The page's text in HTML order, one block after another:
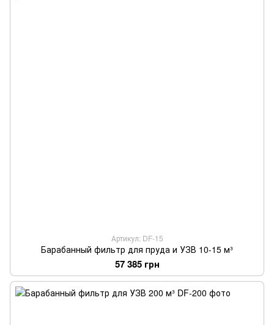
Артикул: DF-15
Барабанный фильтр для пруда и УЗВ 10-15 м³
57 385 грн